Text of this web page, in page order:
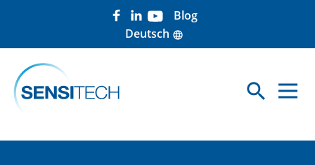
Blog
Deutsch language
search